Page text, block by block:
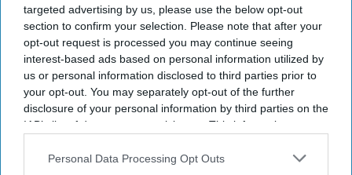
targeted advertising by us, please use the below opt-out
section to confirm your selection. Please note that after your
opt-out request is processed you may continue seeing
interest-based ads based on personal information utilized by
us or personal information disclosed to third parties prior to
your opt-out. You may separately opt-out of the further
disclosure of your personal information by third parties on the
IAB’s list of downstream participants. This information may
Downstream Participantsthat may further disclose it to other
Personal Data Processing Opt Outs
Accor reported 2.2 percent H1 RevPAR growth.
Opened 109 hotels with 14,000 rooms.
The Americas saw 4.8 percent RevPAR growth.
ACCOR SA POSTED a 2.2 percent increase in first-